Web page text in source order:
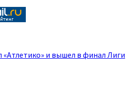
«Атлетико» и вышел в финал Лиги